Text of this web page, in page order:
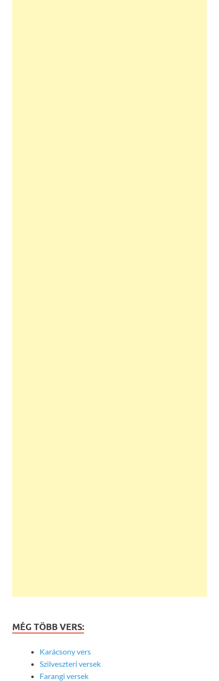
MÉG TÖBB VERS:
Karácsony vers
Szilveszteri versek
Farangi versek